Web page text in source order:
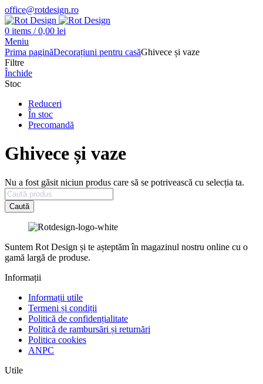
office@rotdesign.ro
0 items / 0,00 lei
Meniu
Prima paginăDecorațiuni pentru casăGhivece și vaze
Filtre
Închide
Stoc
Reduceri
În stoc
Precomandă
Ghivece și vaze
Nu a fost găsit niciun produs care să se potrivească cu selecția ta.
Caută
Suntem Rot Design și te așteptăm în magazinul nostru online cu o
gamă largă de produse.
Informații
Informații utile
Termeni și condiții
Politică de confidențialitate
Politică de rambursări și returnări
Politica cookies
ANPC
Utile